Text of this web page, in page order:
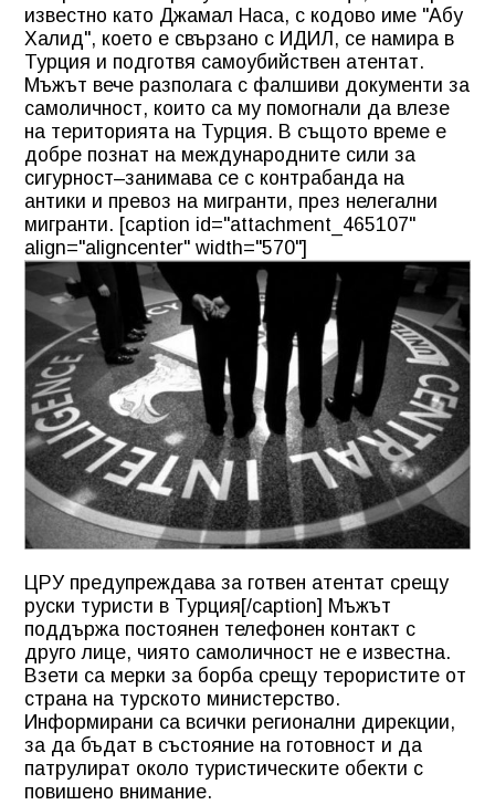
известно като Джамал Наса, с кодово име "Абу
Халид", което е свързано с ИДИЛ, се намира в
Турция и подготвя самоубийствен атентат.
Мъжът вече разполага с фалшиви документи за
самоличност, които са му помогнали да влезе
на територията на Турция. В същото време е
добре познат на международните сили за
сигурност–занимава се с контрабанда на
антики и превоз на мигранти, през нелегални
мигранти. [caption id="attachment_465107"
align="aligncenter" width="570"]
ЦРУ предупреждава за готвен атентат срещу
руски туристи в Турция[/caption] Мъжът
поддържа постоянен телефонен контакт с
друго лице, чиято самоличност не е известна.
Взети са мерки за борба срещу терористите от
страна на турското министерство.
Информирани са всички регионални дирекции,
за да бъдат в състояние на готовност и да
патрулират около туристическите обекти с
повишено внимание.